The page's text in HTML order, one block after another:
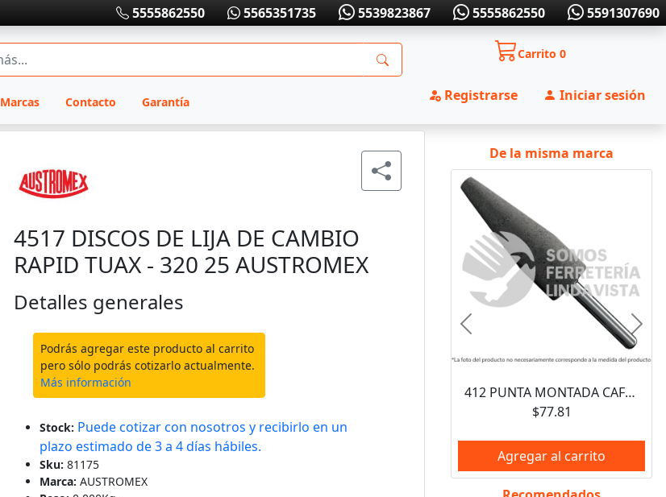
5555862550 5565351735 5539823867 5555862550 5591307690
Marcas Contacto Garantía
Carrito0
Registrarse Iniciar sesión
4517 DISCOS DE LIJA DE CAMBIO
RAPID TUAX - 320 25 AUSTROMEX
Detalles generales
Podrás agregar este producto al carrito
pero sólo podrás cotizarlo actualmente.
Más información
Stock: Puede cotizar con nosotros y recibirlo en un
plazo estimado de 3 a 4 días hábiles.
Sku: 81175
Marca: AUSTROMEX
De la misma marca
412 PUNTA MONTADA CAFE TIPO A (3/4"X2-1/2"X1/4") AUSTROMEX
$77.81
Agregar al carrito
Anterior